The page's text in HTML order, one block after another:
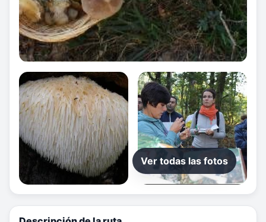
Ver todas las fotos